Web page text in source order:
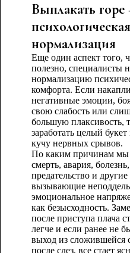
Выплакать горе
психологическая
нормализация
Еще один аспект того,
полезно, специалисты
нормализацию
комфорта. Если
негативные эмоции,
свою слабость или
большую плаксивость,
заработать целый
кучу нервных срывов.
По каким причинам мы
смерть, авария, болезнь,
предательство и
вызывающие
эмоциональное
как безысходность.
после приступа плача
легче и если ранее не
выход из сложившейся
после слез, все стает